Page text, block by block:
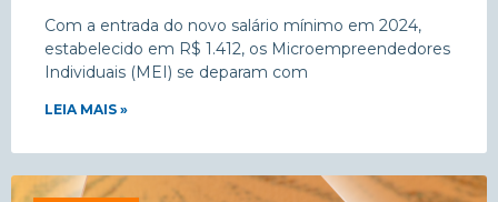
Com a entrada do novo salário mínimo em 2024,
estabelecido em R$ 1.412, os Microempreendedores
Individuais (MEI) se deparam com
LEIA MAIS »